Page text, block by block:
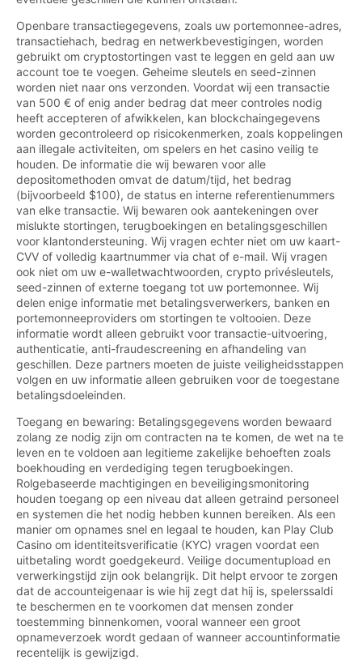
Openbare transactiegegevens, zoals uw portemonnee-adres,
transactiehach, bedrag en netwerkbevestigingen, worden
gebruikt om cryptostortingen vast te leggen en geld aan uw
account toe te voegen. Geheime sleutels en seed-zinnen
worden niet naar ons verzonden. Voordat wij een transactie
van 500 € of enig ander bedrag dat meer controles nodig
heeft accepteren of afwikkelen, kan blockchaingegevens
worden gecontroleerd op risicokenmerken, zoals koppelingen
aan illegale activiteiten, om spelers en het casino veilig te
houden. De informatie die wij bewaren voor alle
depositomethoden omvat de datum/tijd, het bedrag
(bijvoorbeeld $100), de status en interne referentienummers
van elke transactie. Wij bewaren ook aantekeningen over
mislukte stortingen, terugboekingen en betalingsgeschillen
voor klantondersteuning. Wij vragen echter niet om uw kaart-
CVV of volledig kaartnummer via chat of e-mail. Wij vragen
ook niet om uw e-walletwachtwoorden, crypto privésleutels,
seed-zinnen of externe toegang tot uw portemonnee. Wij
delen enige informatie met betalingsverwerkers, banken en
portemonneeproviders om stortingen te voltooien. Deze
informatie wordt alleen gebruikt voor transactie-uitvoering,
authenticatie, anti-fraudescreening en afhandeling van
geschillen. Deze partners moeten de juiste veiligheidsstappen
volgen en uw informatie alleen gebruiken voor de toegestane
betalingsdoeleinden.
Toegang en bewaring: Betalingsgegevens worden bewaard
zolang ze nodig zijn om contracten na te komen, de wet na te
leven en te voldoen aan legitieme zakelijke behoeften zoals
boekhouding en verdediging tegen terugboekingen.
Rolgebaseerde machtigingen en beveiligingsmonitoring
houden toegang op een niveau dat alleen getraind personeel
en systemen die het nodig hebben kunnen bereiken. Als een
manier om opnames snel en legaal te houden, kan Play Club
Casino om identiteitsverificatie (KYC) vragen voordat een
uitbetaling wordt goedgekeurd. Veilige documentupload en
verwerkingstijd zijn ook belangrijk. Dit helpt ervoor te zorgen
dat de accounteigenaar is wie hij zegt dat hij is, spelerssaldi
te beschermen en te voorkomen dat mensen zonder
toestemming binnenkomen, vooral wanneer een groot
opnameverzoek wordt gedaan of wanneer accountinformatie
recentelijk is gewijzigd.